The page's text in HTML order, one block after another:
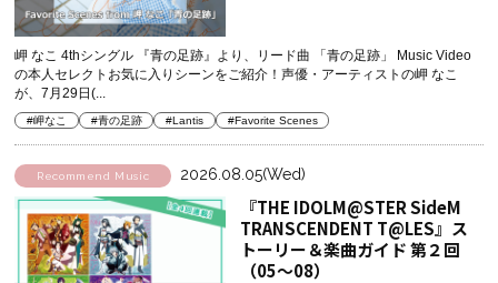
岬 なこ 4thシングル 『青の足跡』より、リード曲 「青の足跡」 Music Video
の本人セレクトお気に入りシーンをご紹介！声優・アーティストの岬 なこ
が、7月29日(...
#岬なこ #青の足跡 #Lantis #Favorite Scenes
Recommend Music 2026.08.05(Wed)
『THE IDOLM@STER SideM
TRANSCENDENT T@LES』ス
トーリー＆楽曲ガイド 第２回
（05～08）